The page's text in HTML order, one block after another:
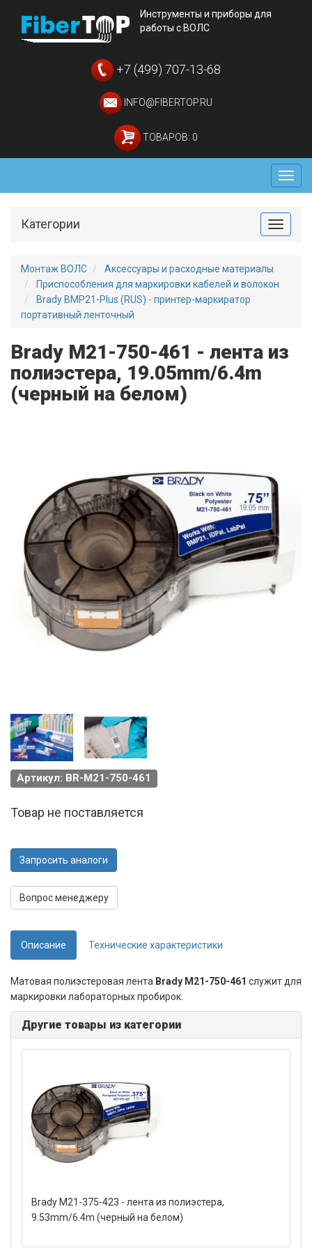
Инструменты и приборы для
работы с ВОЛС
+7 (499) 707-13-68
INFO@FIBERTOP.RU
ТОВАРОВ: 0
Меню
Toggle
Категории
Монтаж ВОЛС
Аксессуары и расходные материалы
Приспособления для маркировки кабелей и волокон
Brady BMP21-Plus (RUS) - принтер-маркиратор
портативный ленточный
Brady M21-750-461 - лента из
полиэстера, 19.05mm/6.4m
(черный на белом)
Артикул: BR-M21-750-461
Товар не поставляется
Запросить аналоги
Вопрос менеджеру
Описание Технические характеристики
Матовая полиэстеровая лента Brady M21-750-461 служит для
маркировки лабораторных пробирок.
Другие товары из категории
Brady M21-375-423 - лента из полиэстера,
9.53mm/6.4m (черный на белом)